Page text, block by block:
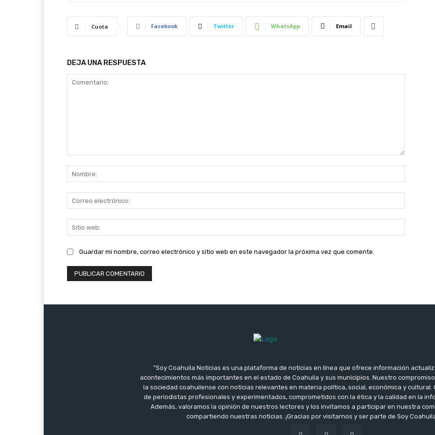
Cuota Facebook Twitter WhatsApp Email
DEJA UNA RESPUESTA
web:
Guardar mi nombre, correo electrónico y sitio web en este navegador la próxima vez que comente.
"Soy Coahuila Noticias es una plataforma de noticias en línea que ofrece información
acontecimientos más importantes en el estado de Coahuila y sus municipios. Nuestro
la sociedad coahuilense con noticias relevantes en materia política, social, económica y cultural.
de periodistas profesionales y experimentados, comprometidos con la ética y la calidad en la
Además, valoramos la opinión de nuestros lectores y los invitamos a participar en nuestra
compartiendo nuestras noticias. ¡Gracias por visitarnos y ser parte de Soy